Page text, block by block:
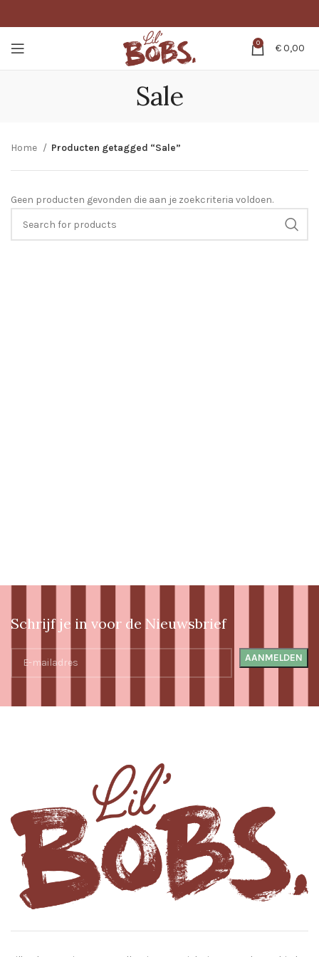
0 €0,00
Sale
Home Producten getagged “Sale”
Geen producten gevonden die aan je zoekcriteria voldoen.
Schrijf je in voor de Nieuwsbrief